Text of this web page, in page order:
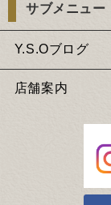
サブメニュー
Y.S.Oブログ
店舗案内